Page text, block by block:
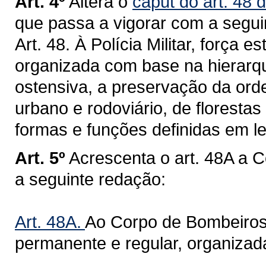
que passa a vigorar com a
Art. 48. À Polícia Militar, força
organizada com base na
ostensiva, a preservação da
urbano e rodoviário, de
formas e funções definidas em
Art. 5º Acrescenta o art. 48A a
a seguinte redação:
Art. 48A. Ao Corpo de
permanente e regular,